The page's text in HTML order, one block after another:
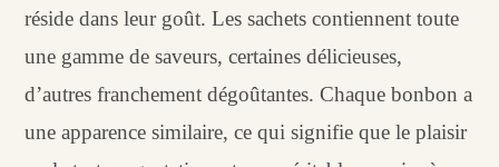
réside dans leur goût. Les sachets contiennent toute
une gamme de saveurs, certaines délicieuses,
d’autres franchement dégoûtantes. Chaque bonbon a
une apparence similaire, ce qui signifie que le plaisir